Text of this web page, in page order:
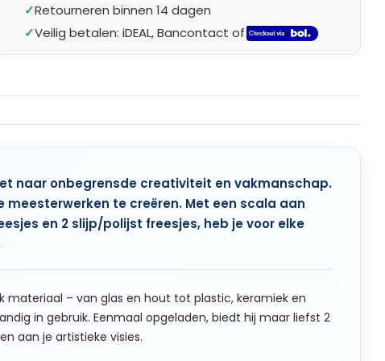
✓Retourneren binnen 14 dagen
✓Veilig betalen: iDEAL, Bancontact of
naar onbegrensde creativiteit en vakmanschap.
te creëren. Met een scala aan
en 2 slijp/polijst freesjes, heb je voor elke
materiaal – van glas en hout tot plastic, keramiek en
in gebruik. Eenmaal opgeladen, biedt hij maar liefst 2
aan je artistieke visies.